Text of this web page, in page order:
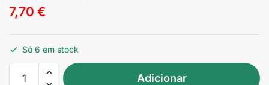
7,70 €
Só 6 em stock
Quantidade
Adicionar